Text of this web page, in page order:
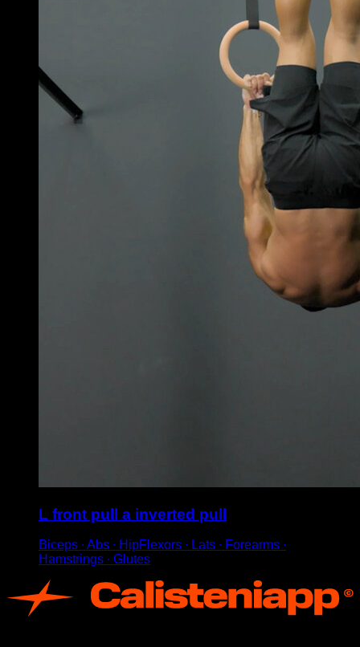
L front pull a inverted pull
Biceps ∙ Abs ∙ HipFlexors ∙ Lats ∙ Forearms ∙
Hamstrings ∙ Glutes